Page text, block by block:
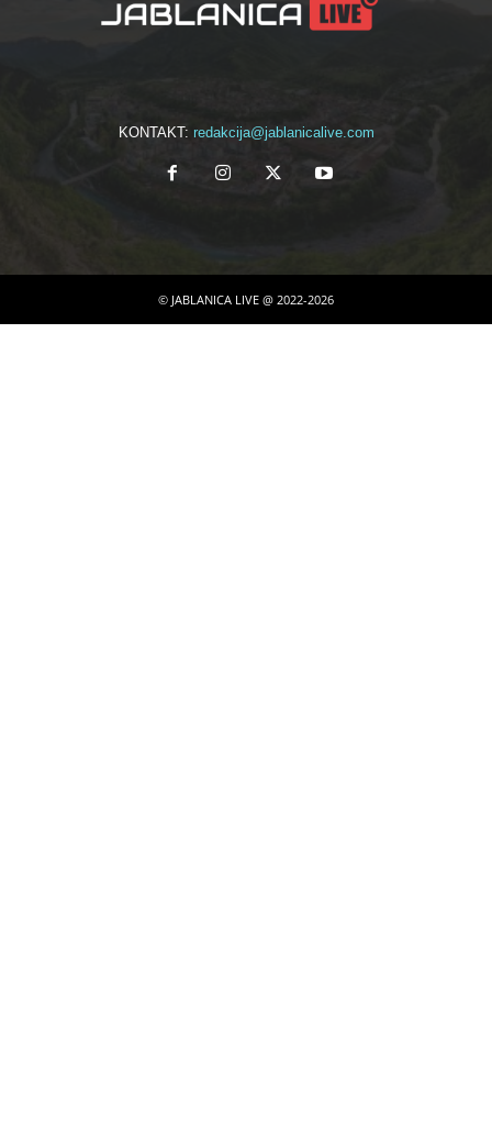
KONTAKT: redakcija@jablanicalive.com
© JABLANICA LIVE @ 2022-2026